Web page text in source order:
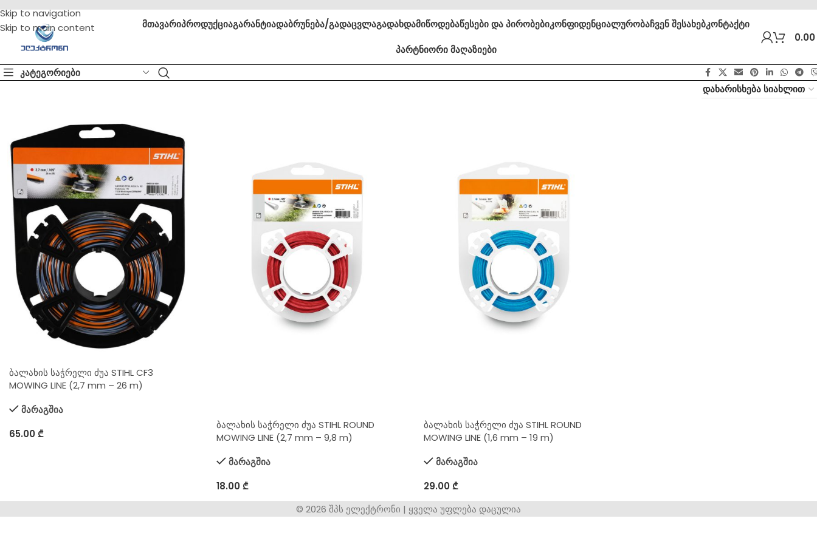
Skip to navigation
Skip to main content
მთავარიპროდუქციაგარანტიადაბრუნება/გადაცვლაგადახდამიწოდებაწესები და პირობებიკონფიდენციალურობაჩვენ შესახებკონტაქტი
პარტნიორი მაღაზიები
0.00
კატეგორიები
ბალახის საჭრელი ძუა STIHL CF3
MOWING LINE (2,7 mm – 26 m)
მარაგშია
65.00₾
ბალახის საჭრელი ძუა STIHL ROUND
MOWING LINE (2,7 mm – 9,8 m)
მარაგშია
18.00₾
ბალახის საჭრელი ძუა STIHL ROUND
MOWING LINE (1,6 mm – 19 m)
მარაგშია
29.00₾
© 2026 შპს ელექტრონი | ყველა უფლება დაცულია